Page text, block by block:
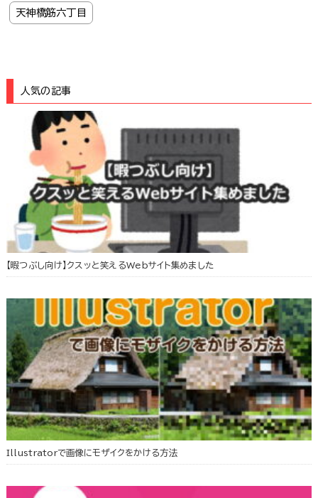
天神橋筋六丁目
人気の記事
【暇つぶし向け】クスッと笑えるWebサイト集めました
Illustratorで画像にモザイクをかける方法